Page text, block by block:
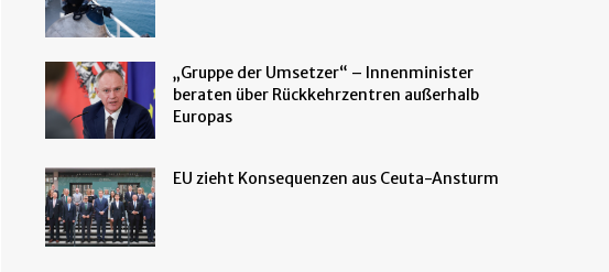
„Gruppe der Umsetzer“ – Innenminister
beraten über Rückkehrzentren außerhalb
Europas
EU zieht Konsequenzen aus Ceuta-Ansturm